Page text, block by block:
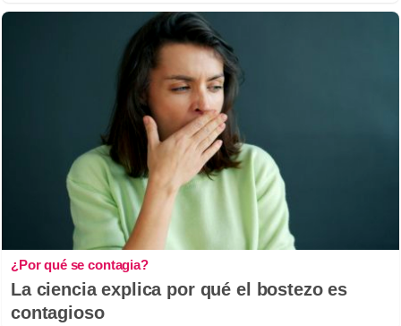
¿Por qué se contagia?
La ciencia explica por qué el bostezo es
contagioso